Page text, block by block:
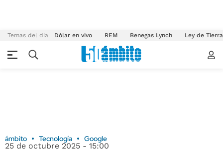
Temas del día Dólar en vivo REM Benegas Lynch Ley de
ámbito Tecnología Google
25 de octubre 2025 - 15:00